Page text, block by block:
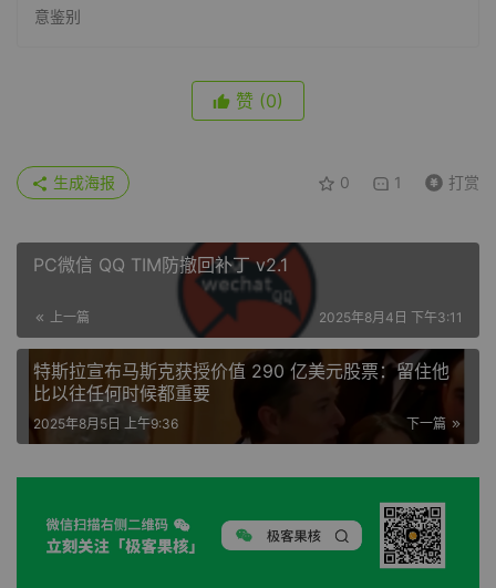
意鉴别
赞 (0)
0 1 打赏
生成海报
PC微信 QQ TIM防撤回补丁 v2.1
上一篇 2025年8月4日 下午3:11
特斯拉宣布马斯克获授价值 290 亿美元股票：留住他
比以往任何时候都重要
下一篇
2025年8月5日 上午9:36